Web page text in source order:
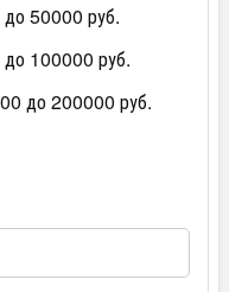
до 50000 руб.
до 100000 руб.
до 200000 руб.